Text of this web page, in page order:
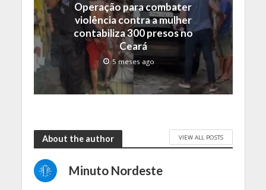
Operação para combater
violência contra a mulher
contabiliza 300 presos no
Ceará
5 meses ago
About the author VIEW ALL POSTS
Minuto Nordeste